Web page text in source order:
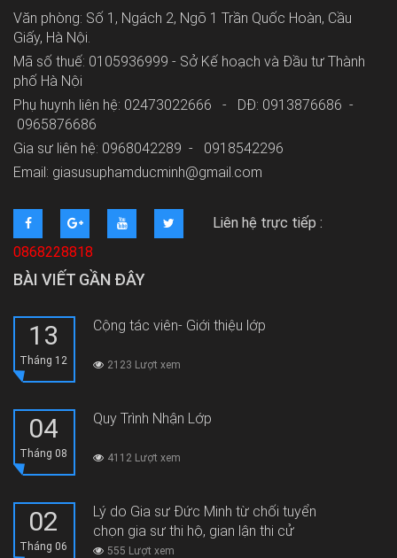
Văn phòng: Số 1, Ngách 2, Ngõ 1 Trần Quốc Hoàn, Cầu
Giấy, Hà Nội.
Mã số thuế: 0105936999 - Sở Kế hoạch và Đầu tư Thành
phố Hà Nội
Phụ huynh liên hệ: 02473022666 - DĐ: 0913876686 -
0965876686
Gia sư liên hệ: 0968042289 - 0918542296
Email: giasusuphamducminh@gmail.com
Liên hệ trực tiếp :
0868228818
BÀI VIẾT GẦN ĐÂY
13
Tháng 12
Cộng tác viên- Giới thiệu lớp
2123 Lượt xem
04
Tháng 08
Quy Trình Nhận Lớp
4112 Lượt xem
02
Tháng 06
Lý do Gia sư Đức Minh từ chối tuyển
chọn gia sư thi hộ, gian lận thi cử
555 Lượt xem